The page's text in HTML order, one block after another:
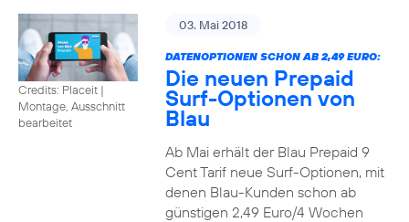
Credits: Placeit |
Montage, Ausschnitt
bearbeitet
03. Mai 2018
DATENOPTIONEN SCHON AB 2,49 EURO:
Die neuen Prepaid
Surf-Optionen von
Blau
Ab Mai erhält der Blau Prepaid 9
Cent Tarif neue Surf-Optionen, mit
denen Blau-Kunden schon ab
günstigen 2,49 Euro/4 Wochen